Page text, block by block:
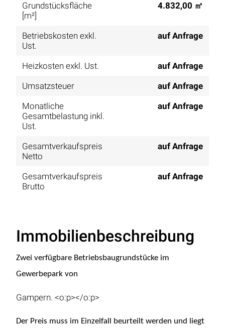
Grundstücksfläche
[m²]
4.832,00 ㎡
Betriebskosten exkl.
Ust.
auf Anfrage
Heizkosten exkl. Ust.
auf Anfrage
Umsatzsteuer
auf Anfrage
Monatliche
Gesamtbelastung inkl.
Ust.
auf Anfrage
Gesamtverkaufspreis
Netto
auf Anfrage
Gesamtverkaufspreis
Brutto
auf Anfrage
Immobilienbeschreibung
Zwei verfügbare Betriebsbaugrundstücke im
Gewerbepark von
Gampern. <o:p></o:p>
Der Preis muss im Einzelfall beurteilt werden und liegt